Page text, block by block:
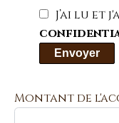
J’ai lu et
Envoyer
Montant de